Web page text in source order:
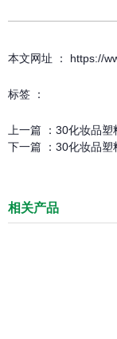
本文网址 ： https://
标签 ：
上一篇 ： 30化妆品塑
下一篇 ： 30化妆品塑
相关产品